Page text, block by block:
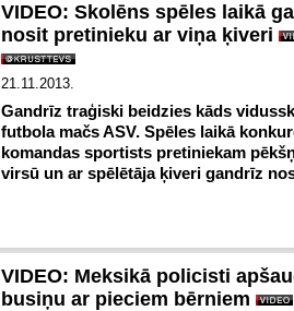
VIDEO: Skolēns spēles laikā
nosit pretinieku ar viņa ķiveri
21.11.2013.
Gandrīz traģiski beidzies kāds
futbola mačs ASV. Spēles laikā
komandas sportists pretiniekam
virsū un ar spēlētāja ķiveri gandrīz
VIDEO: Meksikā policisti
busiņu ar pieciem bērniem